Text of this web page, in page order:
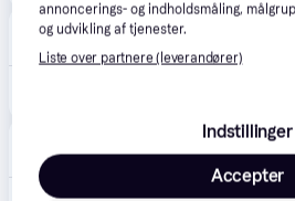
Dyrecenter
39 kr. fragt
29 kr. fragt,2-4 dage
annoncerings- og indholdsmåling,
og udvikling af tjenester.
Liste over partnere (leverandører)
Indstillinger
Accepter